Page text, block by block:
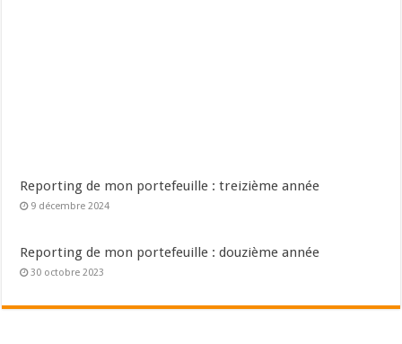
Reporting de mon portefeuille : treizième année
9 décembre 2024
Reporting de mon portefeuille : douzième année
30 octobre 2023